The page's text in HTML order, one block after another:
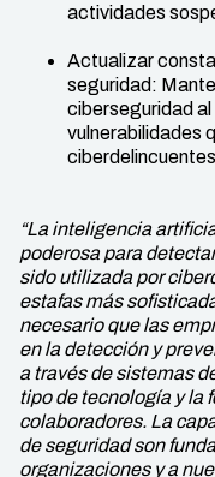
actividades
Actualizar
seguridad:
ciberseguridad
vulnerabilidades
“La inteligencia
poderosa para
sido utilizada por
estafas más
necesario que las
en la detección y
a través de sistemas
tipo de tecnología y la
colaboradores. La
de seguridad son
organizaciones y a